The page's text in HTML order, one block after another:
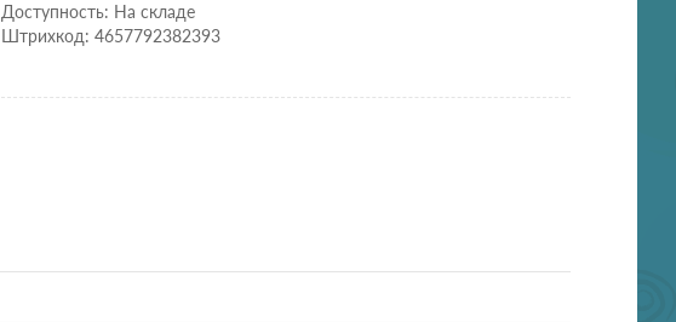
Доступность: На складе
Штрихкод: 4657792382393